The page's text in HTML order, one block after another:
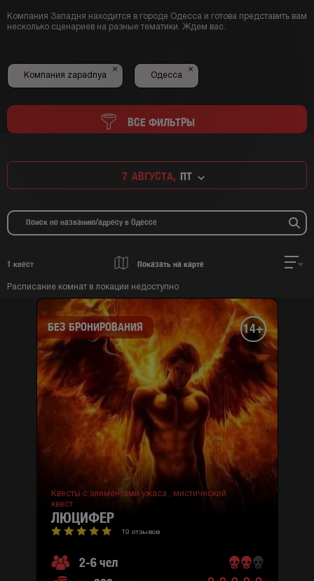
Компания Западня находится в городе Одесса и готова представить вам
несколько сценариев на разные тематики. Ждем вас.
Компания zapadnya
×
Одесса
×
ВСЕ ФИЛЬТРЫ
7 АВГУСТА, ПТ
1 квест Показать на карте
Расписание комнат в локации недоступно
БЕЗ БРОНИРОВАНИЯ 14+
Квесты с элементами ужаса , мистический
квест
ЛЮЦИФЕР
19 отзывов
2-6 чел